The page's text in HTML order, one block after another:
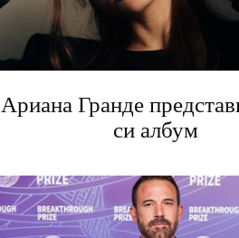
Ариана Гранде
си албум